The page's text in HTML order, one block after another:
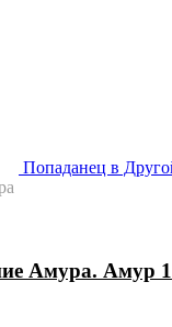
Попаданец в
Амура. Амур 1